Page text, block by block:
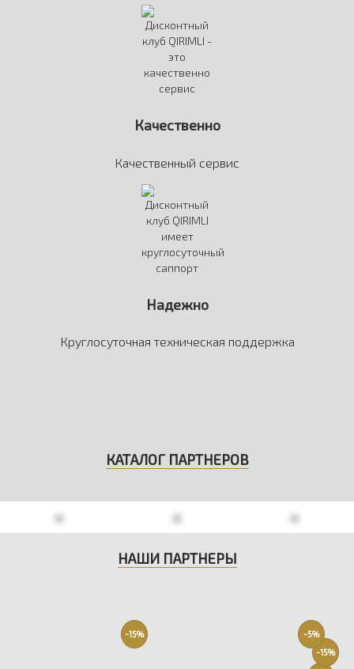
Качественно
Качественный сервис
Надежно
Круглосуточная техническая поддержка
КАТАЛОГ ПАРТНЕРОВ
НАШИ ПАРТНЕРЫ
-15%
-5%
-15%